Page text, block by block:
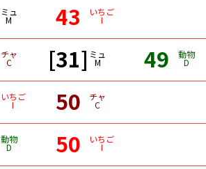
ミュ
M 43 いちご
I
チャ
C [31] ミュ
M 49 動物
D
いちご
I 50 チャ
C
動物
D 50 いちご
I